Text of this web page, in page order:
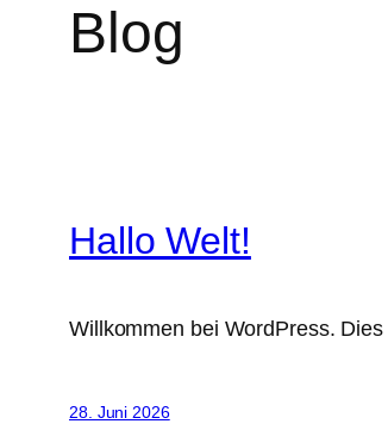
Blog
Hallo Welt!
Willkommen bei WordPress.
28. Juni 2026